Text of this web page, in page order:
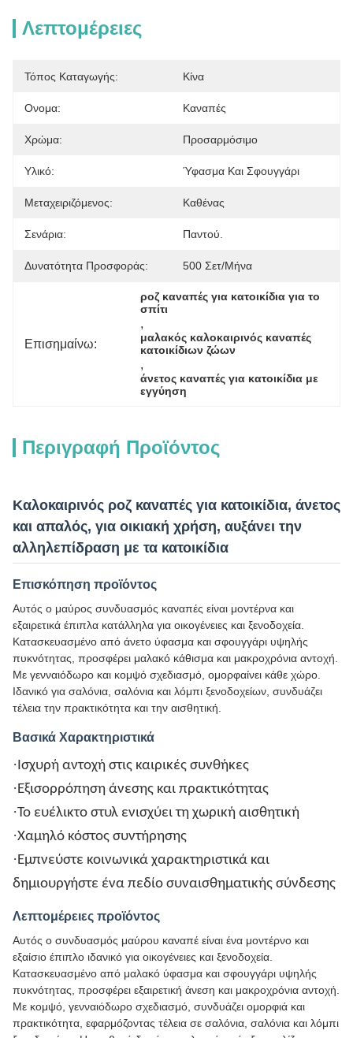
Λεπτομέρειες
Τόπος Καταγωγής: Κίνα
Ονομα: Καναπές
Χρώμα: Προσαρμόσιμο
Υλικό: Ύφασμα Και Σφουγγάρι
Μεταχειριζόμενος: Καθένας
Σενάρια: Παντού.
Δυνατότητα Προσφοράς: 500 Σετ/μήνα
Επισημαίνω:
ροζ καναπές για κατοικίδια για το
σπίτι
,
μαλακός καλοκαιρινός καναπές
κατοικίδιων ζώων
,
άνετος καναπές για κατοικίδια με
εγγύηση
Περιγραφή Προϊόντος
Καλοκαιρινός ροζ καναπές για κατοικίδια, άνετος
και απαλός, για οικιακή χρήση, αυξάνει την
αλληλεπίδραση με τα κατοικίδια
Επισκόπηση προϊόντος
Αυτός ο μαύρος συνδυασμός καναπές είναι μοντέρνα και
εξαιρετικά έπιπλα κατάλληλα για οικογένειες και ξενοδοχεία.
Κατασκευασμένο από άνετο ύφασμα και σφουγγάρι υψηλής
πυκνότητας, προσφέρει μαλακό κάθισμα και μακροχρόνια αντοχή.
Με γενναιόδωρο και κομψό σχεδιασμό, ομορφαίνει κάθε χώρο.
Ιδανικό για σαλόνια, σαλόνια και λόμπι ξενοδοχείων, συνδυάζει
τέλεια την πρακτικότητα και την αισθητική.
Βασικά Χαρακτηριστικά
·Ισχυρή αντοχή στις καιρικές συνθήκες
·Εξισορρόπηση άνεσης και πρακτικότητας
·Το ευέλικτο στυλ ενισχύει τη χωρική αισθητική
·Χαμηλό κόστος συντήρησης
·Εμπνεύστε κοινωνικά χαρακτηριστικά και
δημιουργήστε ένα πεδίο συναισθηματικής σύνδεσης
Λεπτομέρειες προϊόντος
Αυτός ο συνδυασμός μαύρου καναπέ είναι ένα μοντέρνο και
εξαίσιο έπιπλο ιδανικό για οικογένειες και ξενοδοχεία.
Κατασκευασμένο από μαλακό ύφασμα και σφουγγάρι υψηλής
πυκνότητας, προσφέρει εξαιρετική άνεση και μακροχρόνια αντοχή.
Με κομψό, γενναιόδωρο σχεδιασμό, συνδυάζει ομορφιά και
πρακτικότητα, εφαρμόζοντας τέλεια σε σαλόνια, σαλόνια και λόμπι